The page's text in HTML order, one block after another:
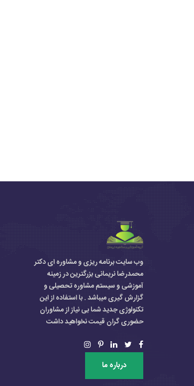
وب سایت برنامه ریزی و مشاوره ای دکتر
محمدرضا نریمانی بزرگترین در زمینه
آموزشی و سیستم مشاوره تحصیلی و
گزارش گیری میباشد . با استفاده از این
تکنولوژی جدید شما بی نیاز از مشاوران
حضوری گران قیمت نخواهید داشت
درباره ما